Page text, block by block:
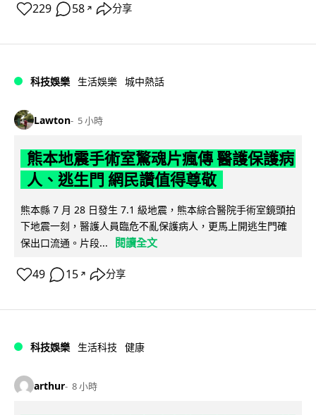
229 58 ↗ 分享
科技娛樂 生活娛樂 城中熱話
Lawton 5 小時
熊本地震手術室驚魂片瘋傳 醫護保護病
人、逃生門 網民讚值得尊敬
熊本縣 7 月 28 日發生 7.1 級地震，熊本綜合醫院手術室鏡頭拍
下地震一刻，醫護人員臨危不亂保護病人，更馬上開逃生門確
保出口流通。片段...
閱讀全文
49 15 ↗ 分享
科技娛樂 生活科技 健康
arthur 8 小時